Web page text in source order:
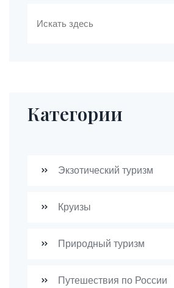
Категории
Экзотический туризм
Круизы
Природный туризм
Путешествия по России